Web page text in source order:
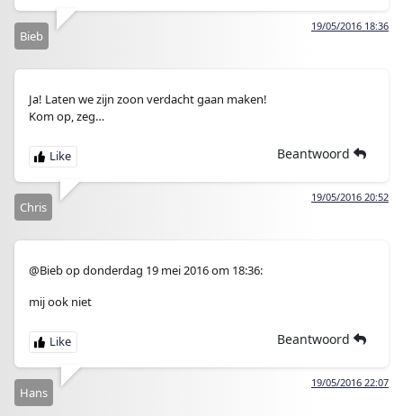
19/05/2016 18:36
Bieb
Ja! Laten we zijn zoon verdacht gaan maken!
Kom op, zeg…
Beantwoord
19/05/2016 20:52
Chris
@Bieb op donderdag 19 mei 2016 om 18:36:
mij ook niet
Beantwoord
19/05/2016 22:07
Hans